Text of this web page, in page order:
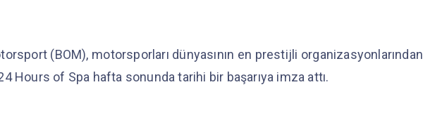
(BOM), motorsporları dünyasının en prestijli organizasyonlarından
Hours of Spa hafta sonunda tarihi bir başarıya imza attı.